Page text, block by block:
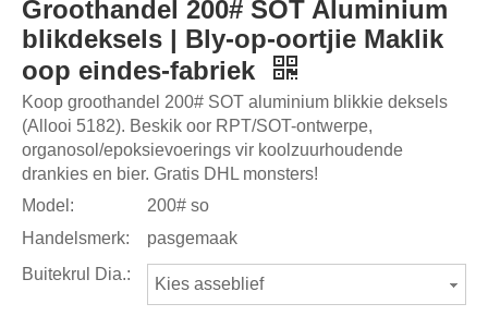
Groothandel 200# SOT Aluminium
blikdeksels | Bly-op-oortjie Maklik
oop eindes-fabriek
Koop groothandel 200# SOT aluminium blikkie deksels
(Allooi 5182). Beskik oor RPT/SOT-ontwerpe,
organosol/epoksievoerings vir koolzuurhoudende
drankies en bier. Gratis DHL monsters!
Model:
200# so
Handelsmerk:
pasgemaak
Buitekrul Dia.:
Kies asseblief